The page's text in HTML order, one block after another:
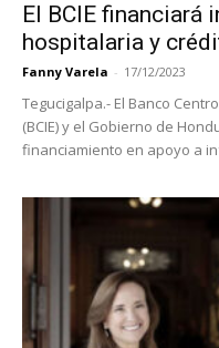
El BCIE financiará
hospitalaria y
Fanny Varela - 17/12/2023
Tegucigalpa.- El Banco
(BCIE) y el Gobierno de
financiamiento en apoyo a